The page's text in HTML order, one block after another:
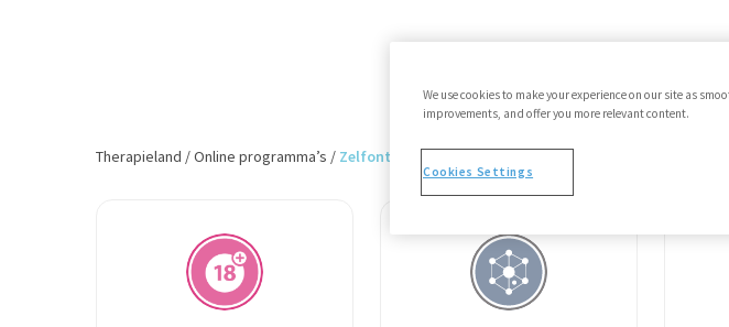
Therapieland /Online programma’s / Zelfontwikkeling en vaardigheden
We use cookies to make your experience on our site as
improvements, and offer you more relevant content.
Cookies Settings